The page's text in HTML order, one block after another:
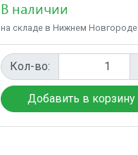
В наличии
на складе в Нижнем Новгороде
Кол-во: